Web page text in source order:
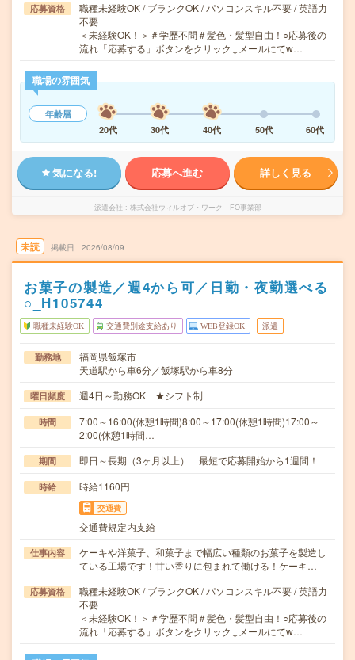
応募資格
職種未経験OK / ブランクOK / パソコンスキル不要 / 英語力
不要
＜未経験OK！＞＃学歴不問＃髪色・髪型自由！○応募後の
流れ「応募する」ボタンをクリック↓メールにてw…
職場の雰囲気
年齢層
20代
30代 40代 50代 60代
気になる! 応募へ進む 詳しく見る
派遣会社 株式会社ウィルオブ・ワーク FO事業部
未読 掲載日 2026/08/09
お菓子の製造／週4から可／日勤・夜勤選べる
○_H105744
職種未経験OK 交通費別途支給あり WEB登録OK 派遣
勤務地
福岡県飯塚市
天道駅から車6分／飯塚駅から車8分
曜日頻度 週4日～勤務OK ★シフト制
時間
7:00～16:00(休憩1時間)8:00～17:00(休憩1時間)17:00～
2:00(休憩1時間…
期間 即日～長期（3ヶ月以上） 最短で応募開始から1週間！
時給 時給1160円
交通費
交通費規定内支給
仕事内容
ケーキや洋菓子、和菓子まで幅広い種類のお菓子を製造し
ている工場です！甘い香りに包まれて働ける！ケーキ…
応募資格
職種未経験OK / ブランクOK / パソコンスキル不要 / 英語力
不要
＜未経験OK！＞＃学歴不問＃髪色・髪型自由！○応募後の
流れ「応募する」ボタンをクリック↓メールにてw…